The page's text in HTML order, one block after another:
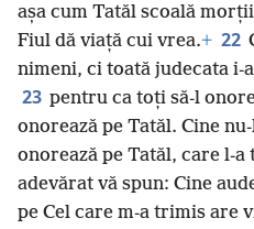
așa cum Tatăl scoală
Fiul dă viață cui vrea.+ 22
nimeni, ci toată judecata i-
23 pentru ca toți să-l
onorează pe Tatăl. Cine
onorează pe Tatăl, care l-a
adevărat vă spun: Cine
pe Cel care m-a trimis are